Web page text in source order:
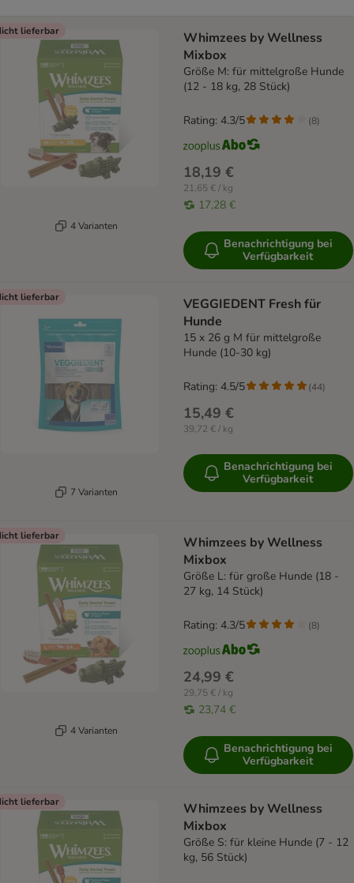
lieferbar
4 Varianten
Whimzees by Wellness
Mixbox
Größe M: für mittelgroße Hunde
(12 - 18 kg, 28 Stück)
18,19 €
21,65 € / kg
17,28 €
Rating: 4.3/5 (8)
Benachrichtigung bei
Verfügbarkeit
lieferbar
7 Varianten
VEGGIEDENT Fresh für
Hunde
15 x 26 g M für mittelgroße
Hunde (10-30 kg)
15,49 €
39,72 € / kg
Rating: 4.5/5 (44)
Benachrichtigung bei
Verfügbarkeit
lieferbar
4 Varianten
Whimzees by Wellness
Mixbox
Größe L: für große Hunde (18 -
27 kg, 14 Stück)
24,99 €
29,75 € / kg
23,74 €
Rating: 4.3/5 (8)
Benachrichtigung bei
Verfügbarkeit
lieferbar
Whimzees by Wellness
Mixbox
Größe S: für kleine Hunde (7 - 12
kg, 56 Stück)